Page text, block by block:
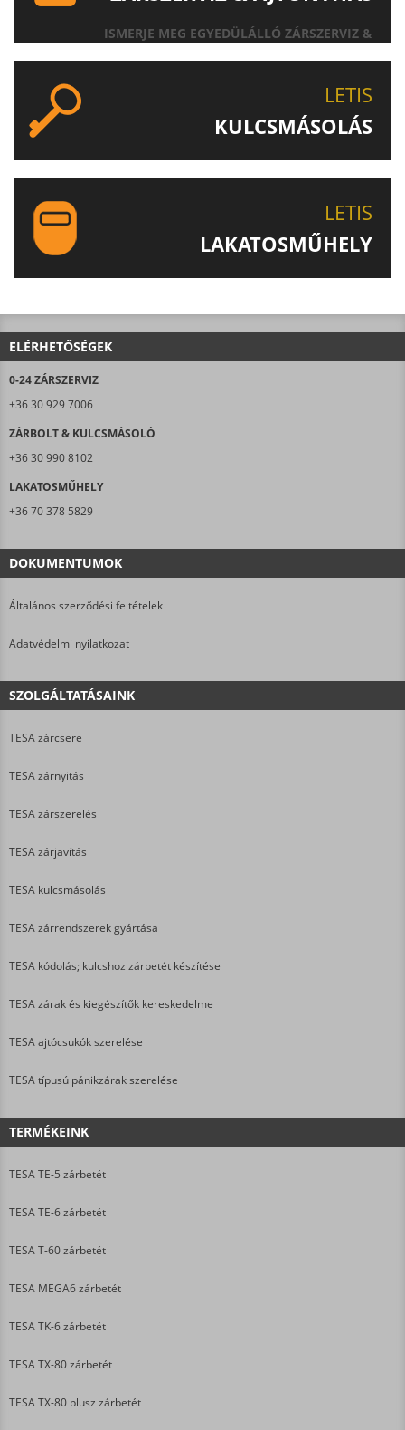
ISMERJE MEG EGYEDÜLÁLLÓ ZÁRSZERVIZ &
LETIS
KULCSMÁSOLÁS
LETIS
LAKATOSMŰHELY
ELÉRHETŐSÉGEK
0-24 ZÁRSZERVIZ
+36 30 929 7006
ZÁRBOLT & KULCSMÁSOLÓ
+36 30 990 8102
LAKATOSMŰHELY
+36 70 378 5829
DOKUMENTUMOK
Általános szerződési feltételek
Adatvédelmi nyilatkozat
SZOLGÁLTATÁSAINK
TESA zárcsere
TESA zárnyitás
TESA zárszerelés
TESA zárjavítás
TESA kulcsmásolás
TESA zárrendszerek gyártása
TESA kódolás; kulcshoz zárbetét készítése
TESA zárak és kiegészítők kereskedelme
TESA ajtócsukók szerelése
TESA típusú pánikzárak szerelése
TERMÉKEINK
TESA TE-5 zárbetét
TESA TE-6 zárbetét
TESA T-60 zárbetét
TESA MEGA6 zárbetét
TESA TK-6 zárbetét
TESA TX-80 zárbetét
TESA TX-80 plusz zárbetét